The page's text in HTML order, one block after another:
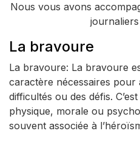
Nous vous avons
La bravoure
La bravoure: La bravoure
caractère nécessaires
difficultés ou des défis.
physique, morale ou
souvent associée à